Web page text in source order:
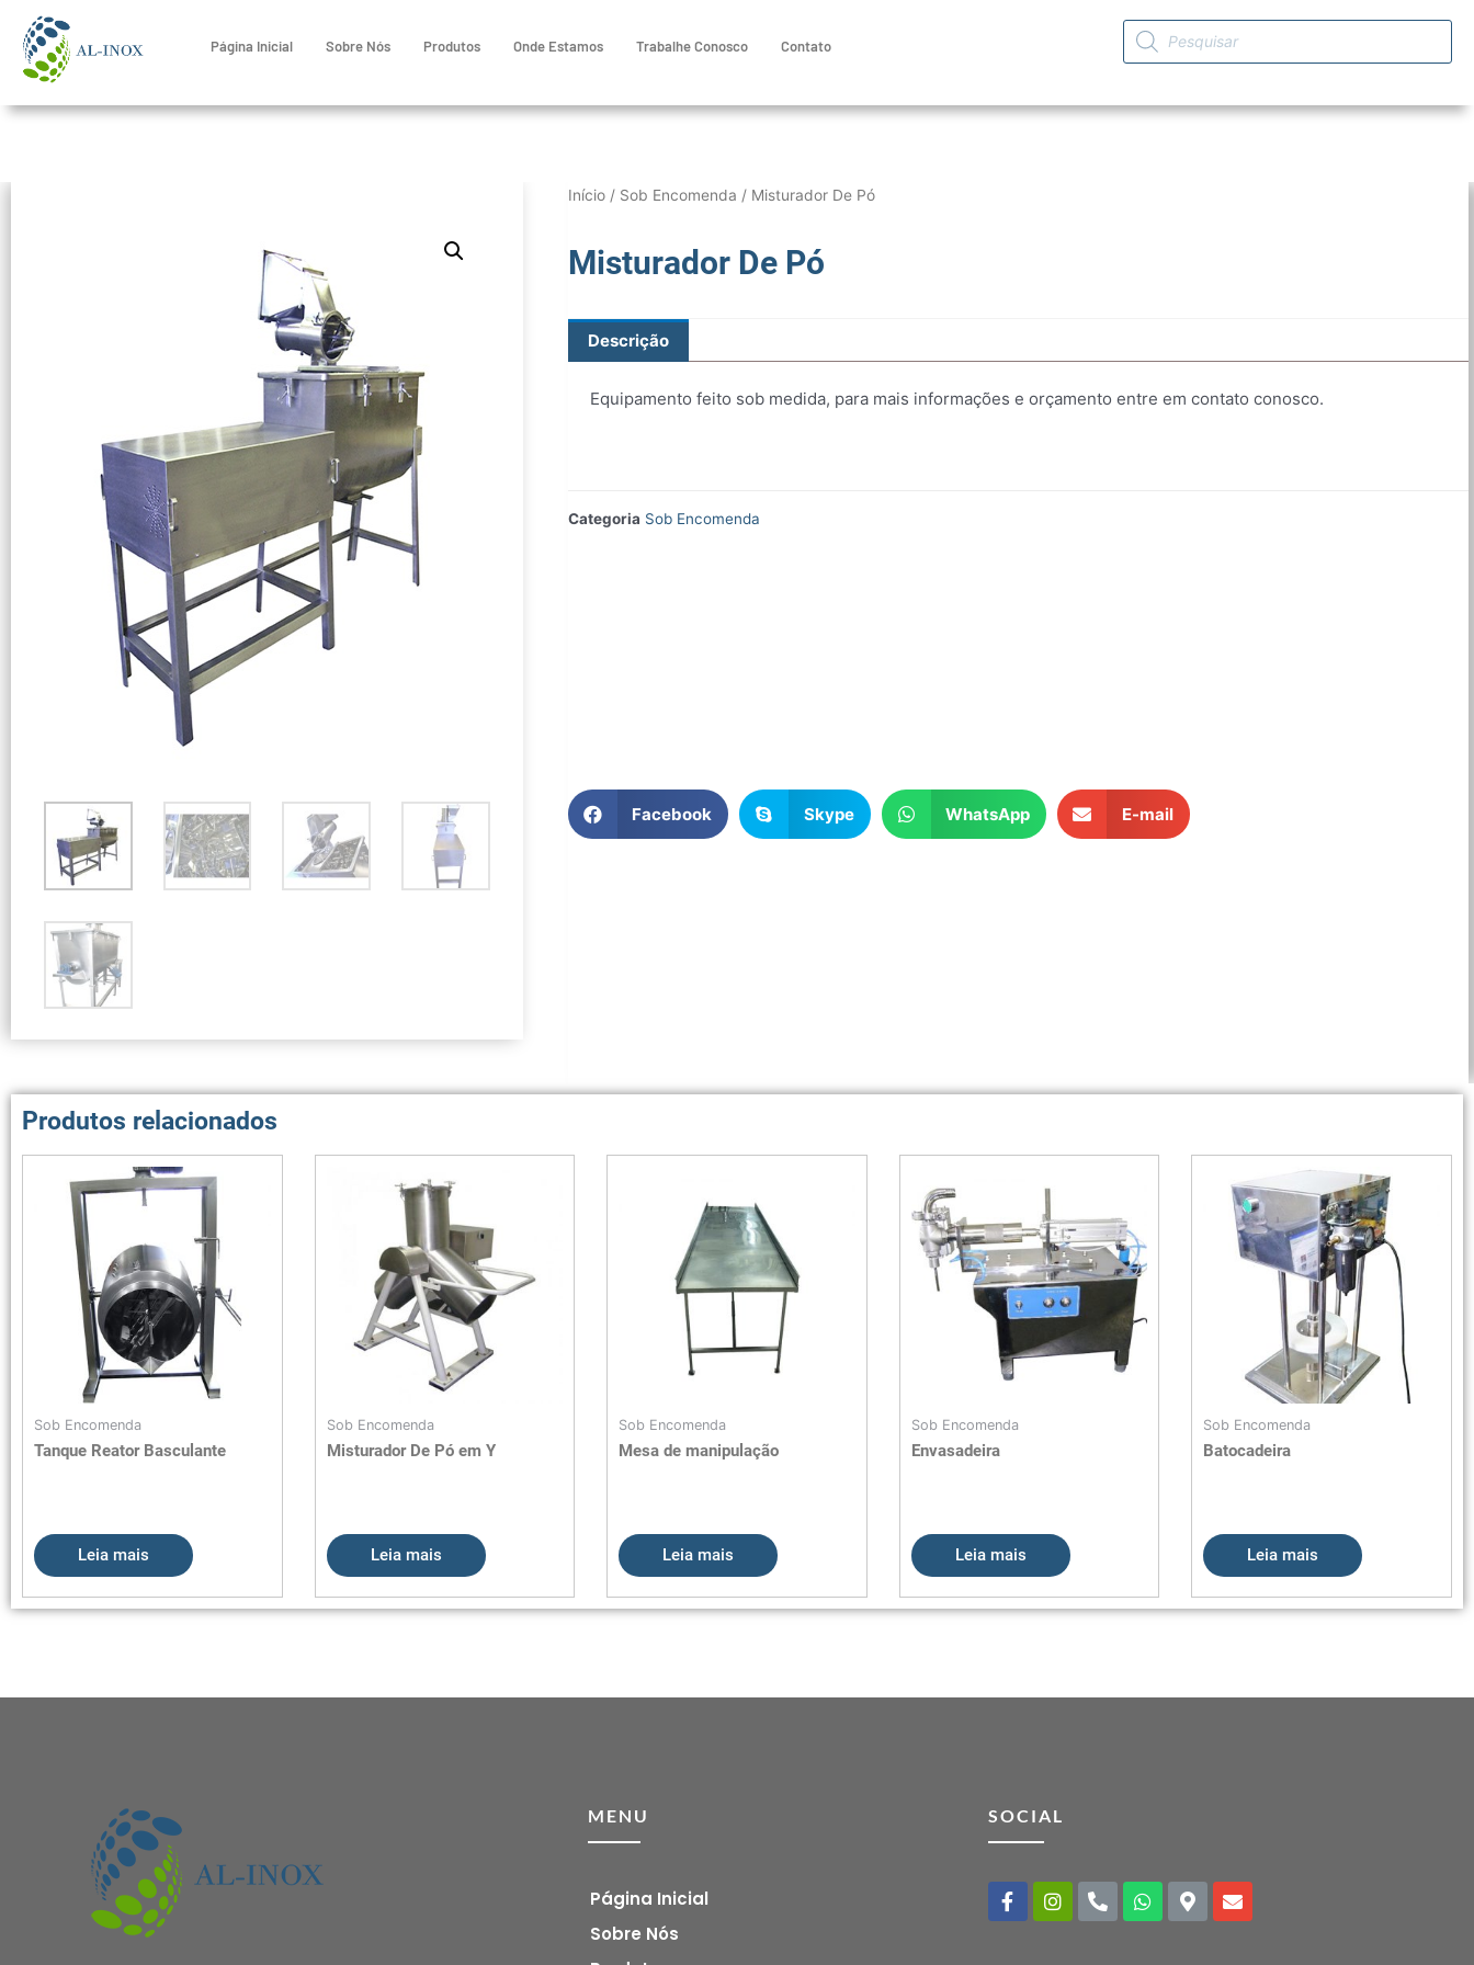
Página Inicial Sobre Nós Produtos Onde Estamos Trabalhe Conosco Contato
Início/ Sob Encomenda / Misturador De Pó
Misturador De Pó
Descrição
Equipamento feito sob medida, para mais informações e orçamento entre em contato conosco.
Categoria Sob Encomenda
Facebook Skype WhatsApp E-mail
Produtos relacionados
Sob Encomenda
Tanque Reator Basculante
Leia mais
Sob Encomenda
Misturador De Pó em Y
Leia mais
Sob Encomenda
Mesa de manipulação
Leia mais
Sob Encomenda
Envasadeira
Leia mais
Sob Encomenda
Batocadeira
Leia mais
MENU
Página Inicial
Sobre Nós
SOCIAL